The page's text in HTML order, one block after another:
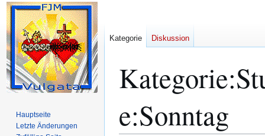
Kategorie:
e:Sonntag
Kategorie Diskussion
Hauptseite
Letzte Änderungen